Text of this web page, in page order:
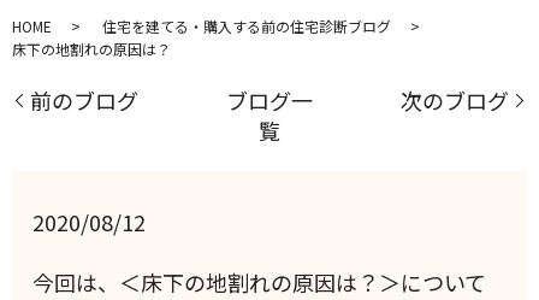
HOME
住宅を建てる・購入する前の住宅診断ブログ
床下の地割れの原因は？
前のブログ
ブログ一
覧
次のブログ
2020/08/12
今回は、＜床下の地割れの原因は？＞について